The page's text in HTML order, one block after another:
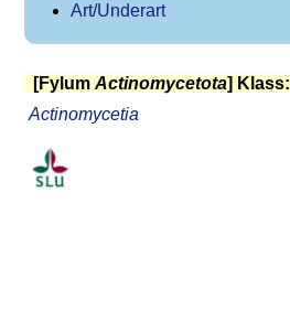
Art/Underart
[Fylum Actinomycetota] Klass:
Actinomycetia